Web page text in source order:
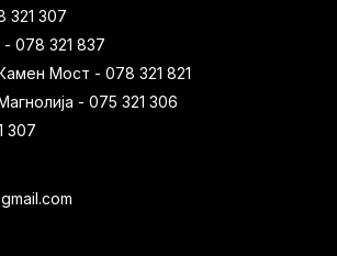
321 307
078 321 837
Мост - 078 321 821
- 075 321 306
307